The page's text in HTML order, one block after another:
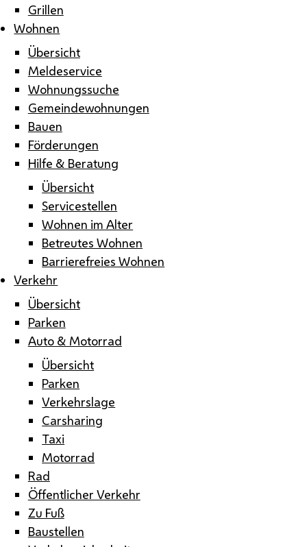
Grillen
Wohnen
Übersicht
Meldeservice
Wohnungssuche
Gemeindewohnungen
Bauen
Förderungen
Hilfe & Beratung
Übersicht
Servicestellen
Wohnen im Alter
Betreutes Wohnen
Barrierefreies Wohnen
Verkehr
Übersicht
Parken
Auto & Motorrad
Übersicht
Parken
Verkehrslage
Carsharing
Taxi
Motorrad
Rad
Öffentlicher Verkehr
Zu Fuß
Baustellen